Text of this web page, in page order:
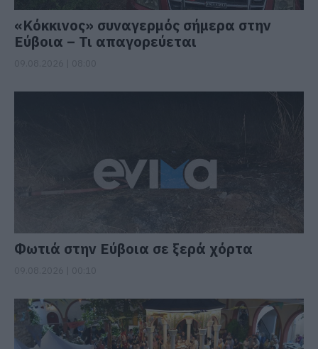
«Κόκκινος» συναγερμός σήμερα στην
Εύβοια – Τι απαγορεύεται
Φωτιά στην Εύβοια σε ξερά χόρτα